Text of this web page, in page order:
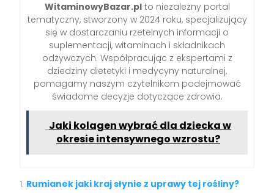
WitaminowyBazar.plto niezależny portal
tematyczny, stworzony w 2024 roku, specjalizujący
się w dostarczaniu rzetelnych informacji o
suplementacji, witaminach i składnikach
odżywczych. Współpracując z ekspertami z
dziedziny dietetyki i medycyny naturalnej,
pomagamy naszym czytelnikom podejmować
świadome decyzje dotyczące zdrowia.
Jaki kolagen wybrać dla dziecka w
okresie intensywnego wzrostu?
Rumianek jaki kraj słynie z uprawy tej rośliny?